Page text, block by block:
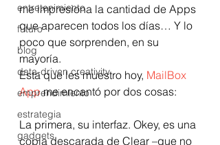
entretenimiento
futuro
blog
data-driven creativity
emprendimiento
estrategia
gadgets
me impresiona la cantidad de Apps
que aparecen todos los días… Y lo
poco que sorprenden, en su
mayoría.
Esta que les muestro hoy, MailBox
App me encantó por dos cosas:
La primera, su interfaz. Okey, es una
copia descarada de Clear –que no